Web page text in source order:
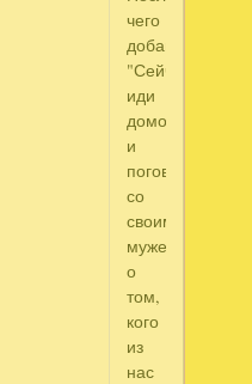
чего
добавил,
"Сейчас
иди
домой
и
поговори
со
своим
мужем
о
том,
кого
из
нас